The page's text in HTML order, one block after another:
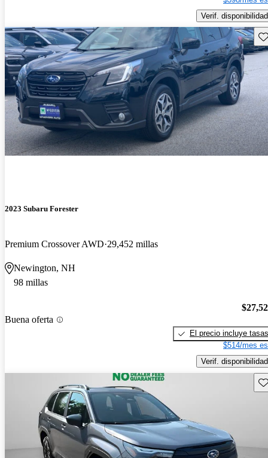
Verif. disponibilidad
2023 Subaru Forester
Premium Crossover AWD 29,452 millas
Newington, NH
98 millas
Buena oferta
El precio incluye tasas
$514/mes
Verif. disponibilidad